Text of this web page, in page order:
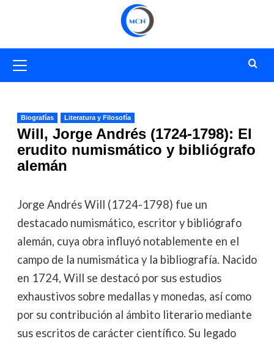
primario
Biografías Literatura y Filosofía
Will, Jorge Andrés (1724-1798): El
erudito numismático y bibliógrafo
alemán
Jorge Andrés Will (1724-1798) fue un
destacado numismático, escritor y bibliógrafo
alemán, cuya obra influyó notablemente en el
campo de la numismática y la bibliografía. Nacido
en 1724, Will se destacó por sus estudios
exhaustivos sobre medallas y monedas, así como
por su contribución al ámbito literario mediante
sus escritos de carácter científico. Su legado